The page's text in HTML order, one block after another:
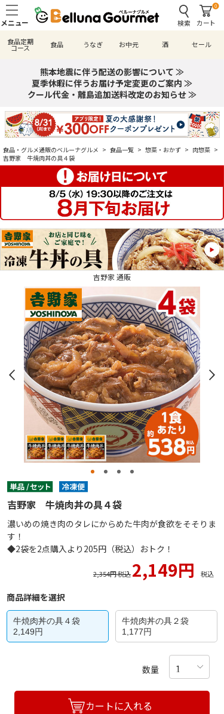
検索
0
カート
食品定期
コース 食品 うなぎ お中元 酒 セール
熊本地震に伴う配送の影響について ≫
夏季休暇に伴うお届け予定変更のご案内 ≫
クール代金・離島追加送料改定のお知らせ ≫
食品・グルメ通販のベルーナグルメ > 食品一覧 > 惣菜・おかず > 肉惣菜 >
吉野家 牛焼肉丼の具４袋
吉野家 通販
吉野家 牛焼肉丼の具４袋
濃いめの焼き肉のタレにからめた牛肉が食欲をそそりま
す！
◆2袋を2点購入より205円（税込）おトク！
2,354円 税込2,149円 税込
商品詳細を選択
牛焼肉丼の具４袋
2,149円
牛焼肉丼の具２袋
1,177円
数量
カートに入れる